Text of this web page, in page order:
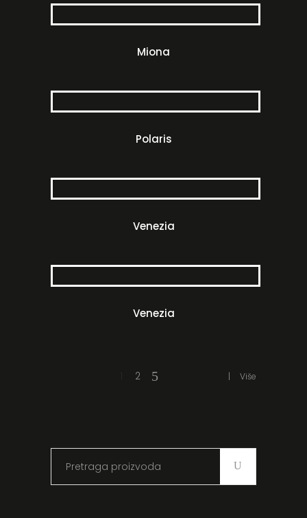
Miona
Polaris
Venezia
Venezia
2 Više